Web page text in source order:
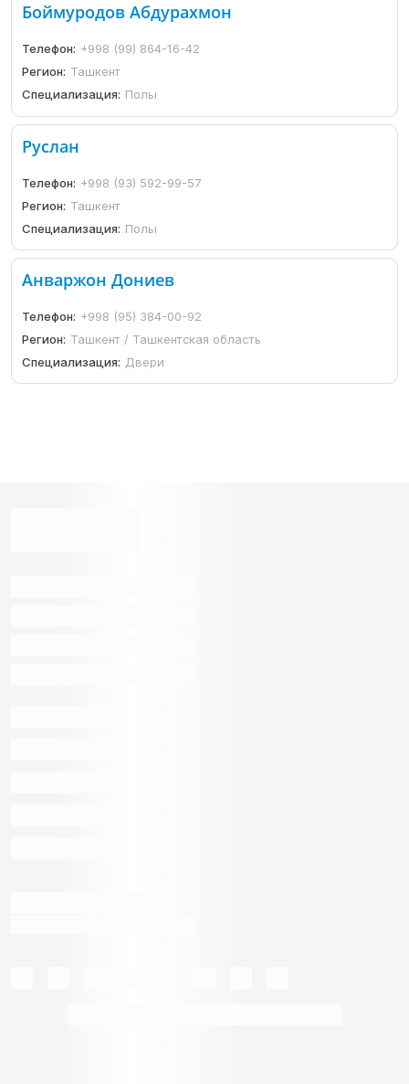
Боймуродов Абдурахмон
Телефон: +998 (99) 864-16-42
Регион: Ташкент
Специализация: Полы
Руслан
Телефон: +998 (93) 592-99-57
Регион: Ташкент
Специализация: Полы
Анваржон Дониев
Телефон: +998 (95) 384-00-92
Регион: Ташкент / Ташкентская область
Специализация: Двери